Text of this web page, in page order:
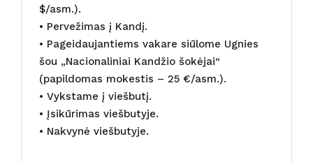
$/asm.).
• Pervežimas į Kandį.
• Pageidaujantiems vakare siūlome Ugnies
šou „Nacionaliniai Kandžio šokėjai“
(papildomas mokestis – 25 €/asm.).
• Vykstame į viešbutį.
• Įsikūrimas viešbutyje.
• Nakvynė viešbutyje.